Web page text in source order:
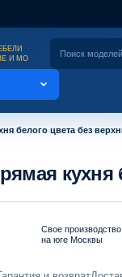
И МО
белого цвета без
кухня
Свое производство
на юге Москвы